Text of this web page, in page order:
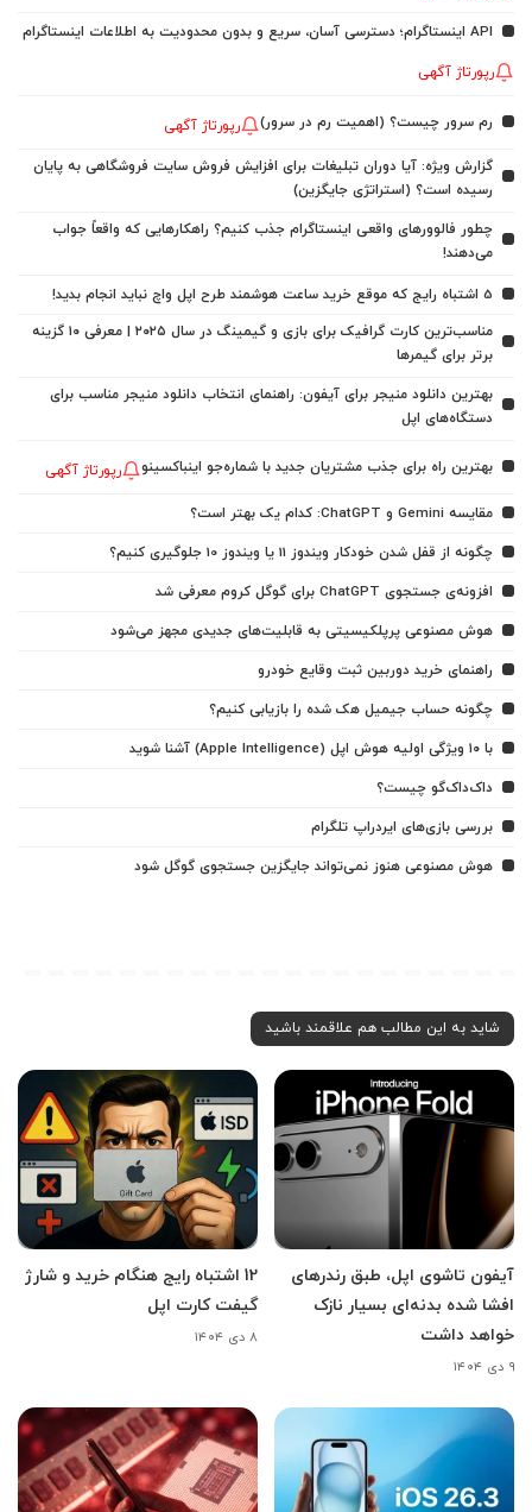
API اینستاگرام؛ دسترسی آسان، سریع و بدون محدودیت به اطلاعات اینستاگرام
رپورتاژ آگهی
رم سرور چیست؟ (اهمیت رم در سرور) رپورتاژ آگهی
گزارش ویژه: آیا دوران تبلیغات برای افزایش فروش سایت فروشگاهی به پایان
رسیده است؟ (استراتژی جایگزین)
چطور فالوورهای واقعی اینستاگرام جذب کنیم؟ راهکارهایی که واقعاً جواب
می‌دهند!
5 اشتباه رایج که موقع خرید ساعت هوشمند طرح اپل واچ نباید انجام بدید!
مناسب‌ترین کارت گرافیک برای بازی و گیمینگ در سال ۲۰۲۵ | معرفی ۱۰ گزینه
برتر برای گیمرها
بهترین دانلود منیجر برای آیفون: راهنمای انتخاب دانلود منیجر مناسب برای
دستگاه‌های اپل
بهترین راه برای جذب مشتریان جدید با شماره‌جو اینباکسینو رپورتاژ آگهی
مقایسه Gemini و ChatGPT: کدام یک بهتر است؟
چگونه از قفل شدن خودکار ویندوز 11 یا ویندوز 10 جلوگیری کنیم؟
افزونه‌ی جستجوی ChatGPT برای گوگل کروم معرفی شد
هوش مصنوعی پرپلکیسیتی به قابلیت‌های جدیدی مجهز می‌شود
راهنمای خرید دوربین ثبت وقایع خودرو
چگونه حساب جیمیل هک شده را بازیابی کنیم؟
با ۱۰ ویژگی اولیه هوش اپل (Apple Intelligence) آشنا شوید
داک‌داک‌گو چیست؟
بررسی بازی‌های ایردراپ تلگرام
هوش مصنوعی هنوز نمی‌تواند جایگزین جستجوی گوگل شود
شاید به این مطالب هم علاقمند باشید
آیفون تاشوی اپل، طبق رندرهای
افشا شده بدنه‌ای بسیار نازک
خواهد داشت
۹ دی ۱۴۰۴
12 اشتباه رایج هنگام خرید و شارژ
گیفت کارت اپل
۸ دی ۱۴۰۴